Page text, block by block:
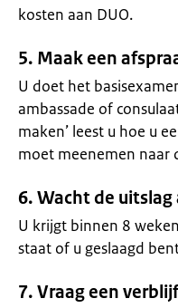
kosten aan DUO.
5. Maak een
U doet het
ambassade of
maken’ leest u hoe u
moet meenemen naar
6. Wacht de uitslag
U krijgt binnen 8
staat of u geslaagd
7. Vraag een